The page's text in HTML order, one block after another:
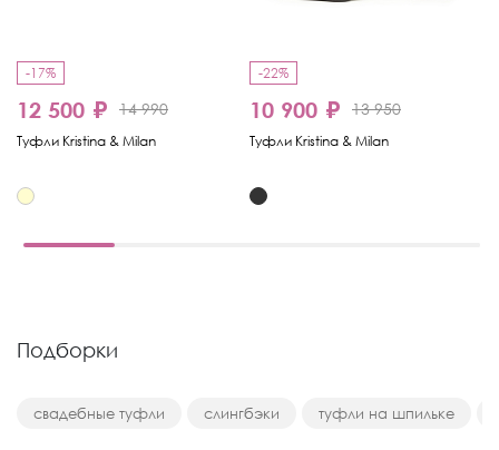
-17%
12 500 ₽ 14 990
Туфли Kristina & Milan
-22%
10 900 ₽ 13 950
Туфли Kristina & Milan
Подборки
свадебные туфли слингбэки туфли на шпильке